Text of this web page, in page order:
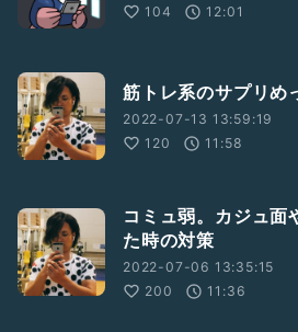
104
12:01
筋トレ系のサプリめ
2022-07-13 13:59:19
120
11:58
コミュ弱。カジュ面
た時の対策
2022-07-06 13:35:15
200
11:36